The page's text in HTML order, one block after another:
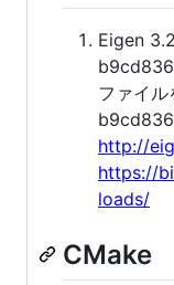
Eigen
ファイ
http://
https://
loads/
CMake